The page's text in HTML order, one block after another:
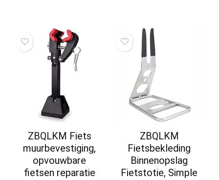
ZBQLKM Fiets
muurbevestiging,
opvouwbare
fietsen reparatie
ZBQLKM
Fietsbekleding
Binnenopslag
Fietstotie, Simple